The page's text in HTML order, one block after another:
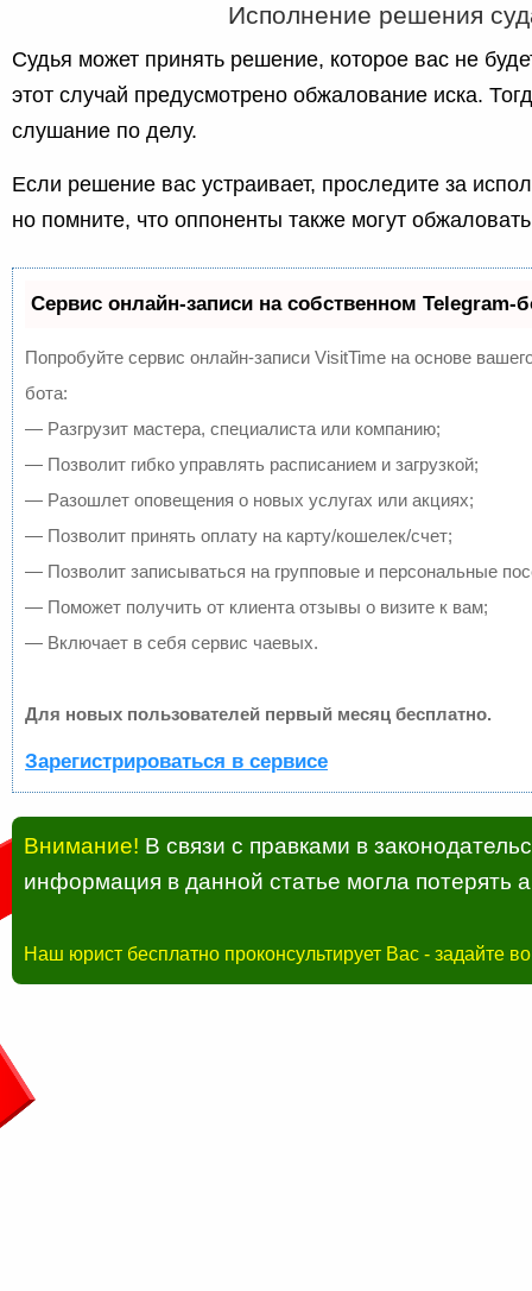
Исполнение решения
Судья может принять решение, которое вас не
этот случай предусмотрено обжалование иска.
слушание по делу.
Если решение вас устраивает, проследите за
но помните, что оппоненты также могут
Сервис онлайн-записи на собственном Telegram-
Попробуйте сервис онлайн-записи VisitTime на основе
бота:
— Разгрузит мастера, специалиста или компанию;
— Позволит гибко управлять расписанием и загрузкой;
— Разошлет оповещения о новых услугах или акциях;
— Позволит принять оплату на карту/кошелек/счет;
— Позволит записываться на групповые и персональные
— Поможет получить от клиента отзывы о визите к вам;
— Включает в себя сервис чаевых.
Для новых пользователей первый месяц бесплатно.
Зарегистрироваться в сервисе
Внимание! В связи с правками в
информация в данной статье могла потерять
Наш юрист бесплатно проконсультирует Вас - задайте